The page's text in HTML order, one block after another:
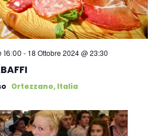
16:00 - 18 Ottobre 2024 @ 23:30
Ortezzano, Italia